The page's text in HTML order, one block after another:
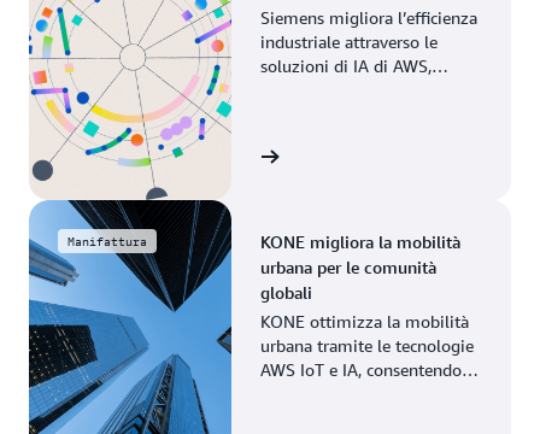
Siemens migliora l’efficienza
industriale attraverso le
soluzioni di IA di AWS,
Guarda la storia
Manifattura
KONE migliora la mobilità
urbana per le comunità
globali
KONE ottimizza la mobilità
urbana tramite le tecnologie
AWS IoT e IA, consentendo la